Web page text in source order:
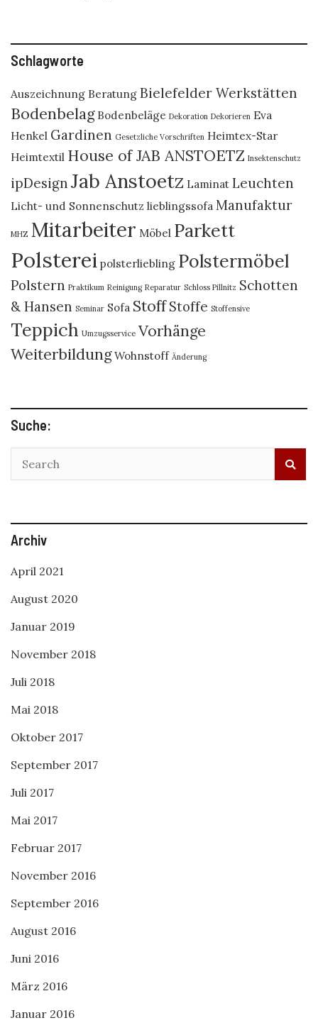
Schlagworte
Auszeichnung Beratung Bielefelder Werkstätten
Bodenbelag Bodenbeläge Dekoration Dekorieren Eva
Henkel Gardinen Gesetzliche Vorschriften Heimtex-Star
Heimtextil House of JAB ANSTOETZ Insektenschutz
ipDesign Jab Anstoetz Laminat Leuchten
Licht- und Sonnenschutz lieblingssofa Manufaktur
MHZ Mitarbeiter Möbel Parkett
Polsterei polsterliebling Polstermöbel
Polstern Praktikum Reinigung Reparatur Schloss Pillnitz Schotten
& Hansen Seminar Sofa Stoff Stoffe Stoffensive
Teppich Umzugsservice Vorhänge
Weiterbildung Wohnstoff Änderung
Suche:
Archiv
April 2021
August 2020
Januar 2019
November 2018
Juli 2018
Mai 2018
Oktober 2017
September 2017
Juli 2017
Mai 2017
Februar 2017
November 2016
September 2016
August 2016
Juni 2016
März 2016
Januar 2016